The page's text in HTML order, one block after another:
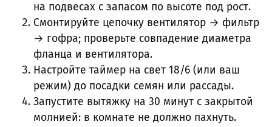
на подвесах с запасом по высоте под рост.
Смонтируйте цепочку вентилятор → фильтр
→ гофра; проверьте совпадение диаметра
фланца и вентилятора.
Настройте таймер на свет 18/6 (или ваш
режим) до посадки семян или рассады.
Запустите вытяжку на 30 минут с закрытой
молнией: в комнате не должно пахнуть.